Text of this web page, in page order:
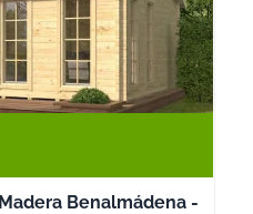
Benalmádena -